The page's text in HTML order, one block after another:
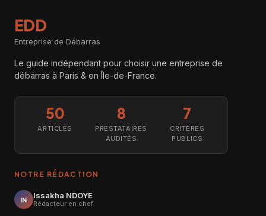
EDD
Entreprise de Débarras
Le guide indépendant pour choisir une entreprise de
débarras à Paris & en Île-de-France.
50
ARTICLES
8
PRESTATAIRES
AUDITÉS
7
CRITÈRES
PUBLICS
NOTRE RÉDACTION
IN Issakha NDOYE
Rédacteur en chef